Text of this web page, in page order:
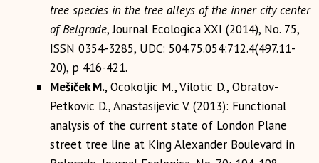
tree species in the tree alleys of the inner city center
of Belgrade, Journal Ecologica XXI (2014), No. 75,
ISSN 0354-3285, UDC: 504.75.054:712.4(497.11-
20), p 416-421.
Mešiček M., Ocokoljic M., Vilotic D., Obratov-
Petkovic D., Anastasijevic V. (2013): Functional
analysis of the current state of London Plane
street tree line at King Alexander Boulevard in